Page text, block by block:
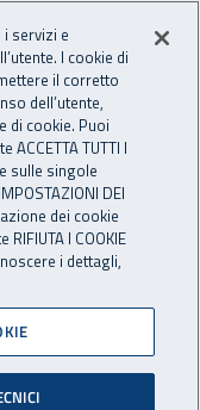
Apri cerca
la
servizi e
I cookie di
il corretto
dell’utente,
di cookie. Puoi
TUTTI I
sulle singole
DEI
dei cookie
I COOKIE
i dettagli,